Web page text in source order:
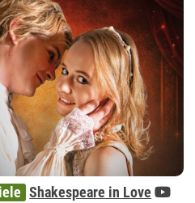
Shakespeare in Love